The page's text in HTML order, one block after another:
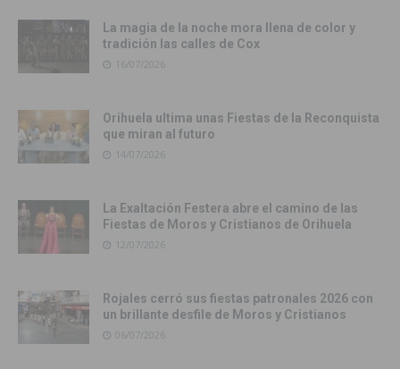
La magia de la noche mora llena de color y
tradición las calles de Cox
16/07/2026
Orihuela ultima unas Fiestas de la Reconquista
que miran al futuro
14/07/2026
La Exaltación Festera abre el camino de las
Fiestas de Moros y Cristianos de Orihuela
12/07/2026
Rojales cerró sus fiestas patronales 2026 con
un brillante desfile de Moros y Cristianos
06/07/2026